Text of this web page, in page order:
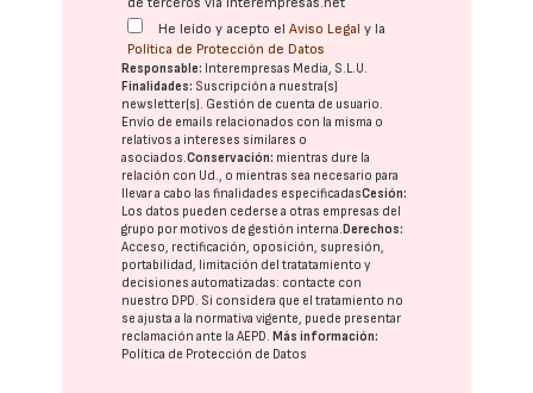
He leído y acepto elAviso Legal y la
Política de Protección de Datos
Responsable: Interempresas Media, S.L.U.
Finalidades: Suscripción a nuestra(s)
newsletter(s). Gestión de cuenta de usuario.
Envío de emails relacionados con la misma o
relativos a intereses similares o
asociados.Conservación: mientras dure la
relación con Ud., o mientras sea necesario para
llevar a cabo las finalidades especificadasCesión:
Los datos pueden cederse a otras empresas del
grupo por motivos de gestión interna.Derechos:
Acceso, rectificación, oposición, supresión,
portabilidad, limitación del tratatamiento y
decisiones automatizadas: contacte con
nuestro DPD . Si considera que el tratamiento no
se ajusta a la normativa vigente, puede presentar
reclamación ante laAEPD .Más información:
Política de Protección de Datos